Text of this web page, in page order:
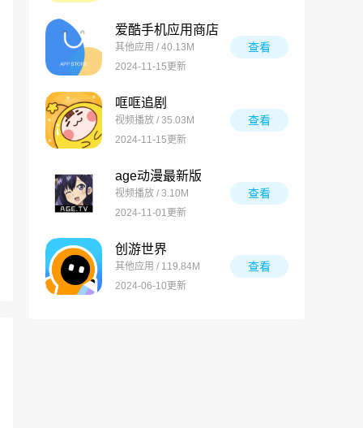
爱酷手机应用商店
其他应用 / 40.13M
2024-11-15更新
查看
哐哐追剧
视频播放 / 35.03M
2024-11-15更新
查看
age动漫最新版
视频播放 / 3.10M
2024-11-01更新
查看
创游世界
其他应用 / 119.84M
2024-06-10更新
查看